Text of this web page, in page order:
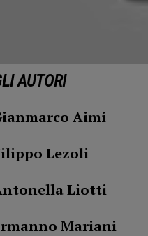
AUTORI
Aimi
Lezoli
Liotti
Mariani